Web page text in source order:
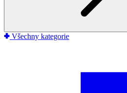
Všechny kategorie